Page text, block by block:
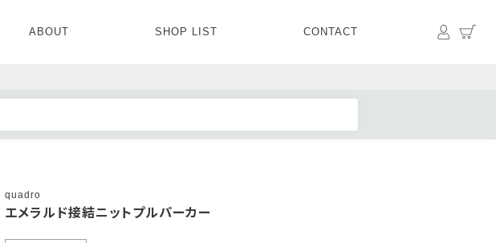
OUTER BOTTOMS
OUTER PANTS SKIRT
ABOUT SHOP LIST CONTACT マイペ
quadro
エメラルド接結ニットプルパーカー